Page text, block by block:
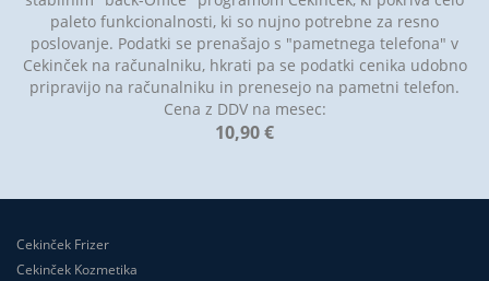
paleto funkcionalnosti, ki so nujno potrebne za resno
poslovanje. Podatki se prenašajo s "pametnega telefona" v
Cekinček na računalniku, hkrati pa se podatki cenika udobno
pripravijo na računalniku in prenesejo na pametni telefon.
Cena z DDV na mesec:
10,90 €
Cekinček Frizer
Cekinček Kozmetika